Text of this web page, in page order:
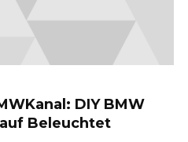
DIY BMW
Beleuchtet